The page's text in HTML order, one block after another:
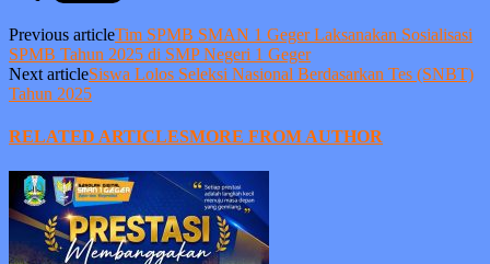
Previous articleTim SPMB SMAN 1 Geger Laksanakan Sosialisasi
SPMB Tahun 2025 di SMP Negeri 1 Geger
Next articleSiswa Lolos Seleksi Nasional Berdasarkan Tes (SNBT)
Tahun 2025
RELATED ARTICLESMORE FROM AUTHOR